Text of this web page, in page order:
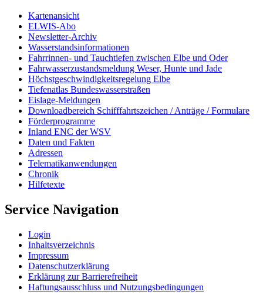
Kartenansicht
ELWIS-Abo
Newsletter-Archiv
Wasserstandsinformationen
Fahrrinnen- und Tauchtiefen zwischen Elbe und Oder
Fahrwasserzustandsmeldung Weser, Hunte und Jade
Höchstgeschwindigkeitsregelung Elbe
Tiefenatlas Bundeswasserstraßen
Eislage-Meldungen
Downloadbereich Schifffahrtszeichen / Anträge / Formulare
Förderprogramme
Inland ENC der WSV
Daten und Fakten
Adressen
Telematikanwendungen
Chronik
Hilfetexte
Service Navigation
Login
Inhaltsverzeichnis
Impressum
Datenschutzerklärung
Erklärung zur Barrierefreiheit
Haftungsausschluss und Nutzungsbedingungen